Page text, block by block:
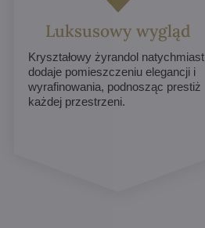
Luksusowy wygląd
Kryształowy żyrandol natychmiast
dodaje pomieszczeniu elegancji i
wyrafinowania, podnosząc prestiż
każdej przestrzeni.